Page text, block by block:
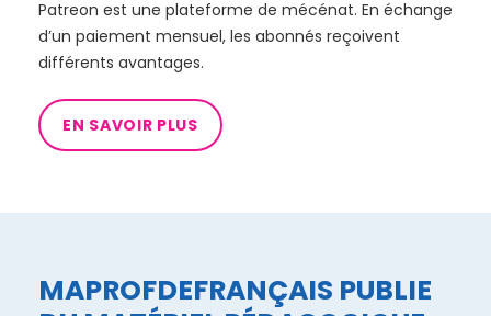
Patreon est une plateforme de mécénat. En échange
d’un paiement mensuel, les abonnés reçoivent
différents avantages.
EN SAVOIR PLUS
MAPROFDEFRANÇAIS PUBLIE